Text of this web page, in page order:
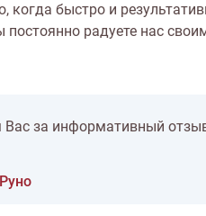
когда быстро и
постоянно радуете нас
Вас за информативный